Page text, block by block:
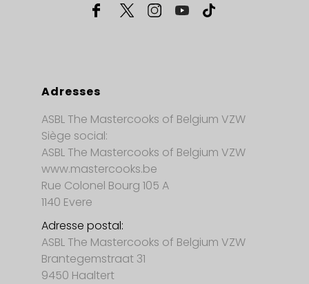
Adresses
ASBL The Mastercooks of Belgium VZW
Siège social:
ASBL The Mastercooks of Belgium VZW
www.mastercooks.be
Rue Colonel Bourg 105 A
1140 Evere
Adresse postal:
ASBL The Mastercooks of Belgium VZW
Brantegemstraat 31
9450 Haaltert